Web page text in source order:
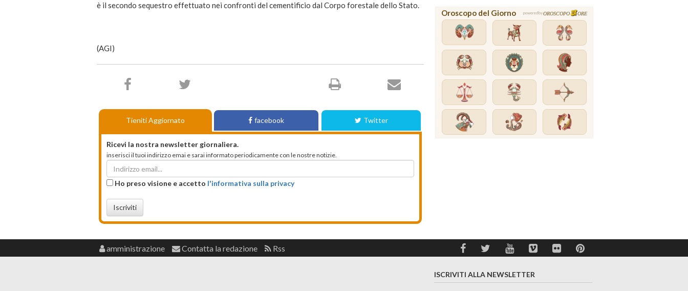
è il secondo sequestro effettuato nei confronti del cementificio dal Corpo forestale dello Stato.
(AGI)
Tieniti Aggiornato facebook Twitter
Ricevi la nostra newsletter giornaliera.
inserisci il tuoi indirizzo emai e sarai informato periodicamente con le nostre notizie.
Ho preso visione e accetto l'informativa sulla privacy
Iscriviti
Oroscopo del Giorno powered byOROSCOPO ORE
amministrazione Contatta la redazione Rss
ISCRIVITI ALLA NEWSLETTER